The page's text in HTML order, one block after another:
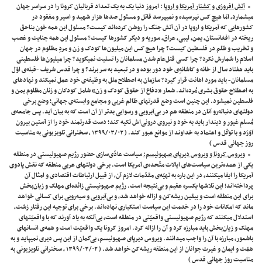
آتش افروزی و کشتار آمریکا و اروپا: امروز دنیا یک به یک تعداد قربانیان کرونا را در سراسر جهان
میشمارد، امّا هیچ کس نپرسیده و نمیپرسد قاتل و مسئول صدها هزار شهید و اسیر و مفقود در
کشورهایی که آمریکا و اروپا در آن آتش جنگ را روشن کرده‌اند کیست؟ مسئول این همه خون بناحق
ریخته در افغانستان، یمن، لیبی، عراق، سوریه و دیگر کشورها کیست؟ مسئول این همه جنایت و غصب
و تخریب و ظلم در فلسطین کیست؟ چرا هیچ کس این میلیون‌ها کودک و زن و مردِ مظلوم در جهان
اسلام را شمارش نکرد؟ چرا کسی قتل‌عام شدن مسلمانان را تسلیت نمیگوید؟ چرا میلیون‌ها فلسطینی
باید هفتاد سال از خانه و کاشانه‌ِی خود دور بوده و در تبعید به سر برند؟ و چرا قدس شریف -قبله‌ی اوّل
مسلمانان- باید مورد اهانت قرار گیرد؟ سازمان به اصطلاح ملل به وظیفه‌ی خود عمل نمیکند و نهادهای
به اصطلاح حقوق بشری مُرده‌اند. شعار «دفاع از حقوق کودک و زن» شامل کودکان و زنان مظلوم یمن و
فلسطین نمیشود. این ‌چنین است وضع قدرتهای ظالم غربی و مجامع وابسته‌ی جهانی؛ وضع برخی
دولتهای دنباله‌رو آنان در منطقه هم در بی‌آبرویی و رسوایی بدتر از آن است که به بیان آید. پس جامعه‌ی
مُسلمِ غیور و دیندار باید به خود و نیروی درونی‌اش تکیه کند؛ دست قدرتمند خود را از آستین بیرون
آوَرَد و با توکّل و اعتماد به خداوند از موانع عبور کند. ( ۱۳۹۹/۰۳/۰۲ ، سخنرانی تلویزیونی به مناسبت
روز جهانی قدس )
ویروس کرونا و ویروس دیرپای صهیونیسم:سیاست عادّی‌سازی حضور رژیم صهیونیستی در منطقه
یکی از عمده‌ترین سیاست‌های ایالات متّحده‌ی آمریکا است. برخی دولتهای عربی منطقه که نقش پادوی
آمریکا را ایفا میکنند، در این ‌باره به تهیّه‌ی مقدّمات لازم آن، از قبیل ارتباطات اقتصادی و امثال آن
پرداخته‌اند؛ این تلاشها یکسره عقیم و بی‌نتیجه است. رژیم صهیونیستی زائده‌ای مهلک و زیان‌بخش
برای این منطقه است و بیقین ریشه‌کن و ازاله خواهد شد، و بی‌آبرویی و سیه‌رویی برای کسانی خواهد
ماند که امکانات خود را در خدمت این سیاست استکباری نهاده‌اند. برخی برای توجیه این رفتار زشت،
استدلال میکنند که رژیم صهیونیستی واقعیّتی در منطقه است، بی‌آنکه به یاد آورند که با واقعیّتهای
مهلک و زیان‌بخش باید مبارزه کرد و آن را ازاله کرد. امروز کرونا یک واقعیّت است و همه‌ی انسانهای
باشعور، مبارزه با آن را واجب میدانند. ویروس دیرپای صهیونیسم، بی‌گمان از این پس دیری نمیپاید و به
همّت و ایمان و غیرت جوانان از این منطقه ریشه‌کن خواهد شد. ( ۱۳۹۹/۰۳/۰۲ ، سخنرانی تلویزیونی به
مناسبت روز جهانی قدس )